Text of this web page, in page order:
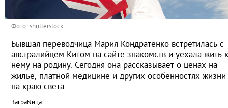
Фото: shutterstock
Бывшая переводчица Мария Кондратенко встретилась с
австралийцем Китом на сайте знакомств и уехала жить к
нему на родину. Сегодня она рассказывает о ценах на
жилье, платной медицине и других особенностях жизни
на краю света
ЗаграNица